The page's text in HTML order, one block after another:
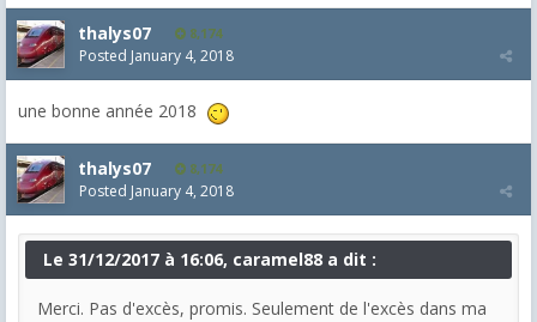
thalys07 8,174
Posted January 4, 2018
une bonne année 2018
thalys07 8,174
Posted January 4, 2018
Le 31/12/2017 à 16:06, caramel88 a dit :
Merci. Pas d'excès, promis. Seulement de l'excès dans ma